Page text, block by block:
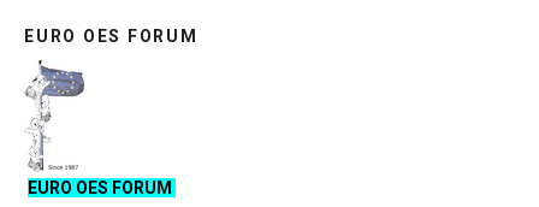
EURO OES FORUM
EURO OES FORUM